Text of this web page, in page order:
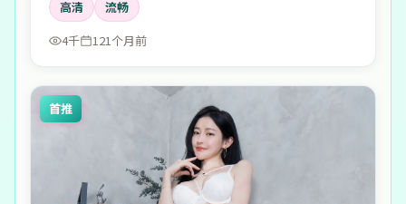
高清
流畅
4千
121个月前
首推